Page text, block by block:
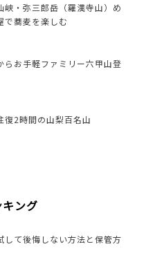
峡・弥三郎岳（羅漢寺山）め
で蕎麦を楽しむ
らお手軽ファミリー六甲山登
復2時間の山梨百名山
ング
して後悔しない方法と保管方